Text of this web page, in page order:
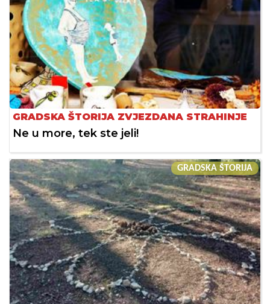
GRADSKA ŠTORIJA ZVJEZDANA STRAHINJE
Ne u more, tek ste jeli!
GRADSKA ŠTORIJA